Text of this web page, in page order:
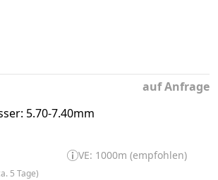
5.70-7.40mm
auf Anfrage
VE: 1000m (empfohlen)
5 Tage)